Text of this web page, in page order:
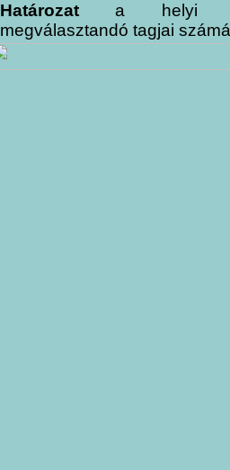
Határozata helyi
megválasztandó tagjai